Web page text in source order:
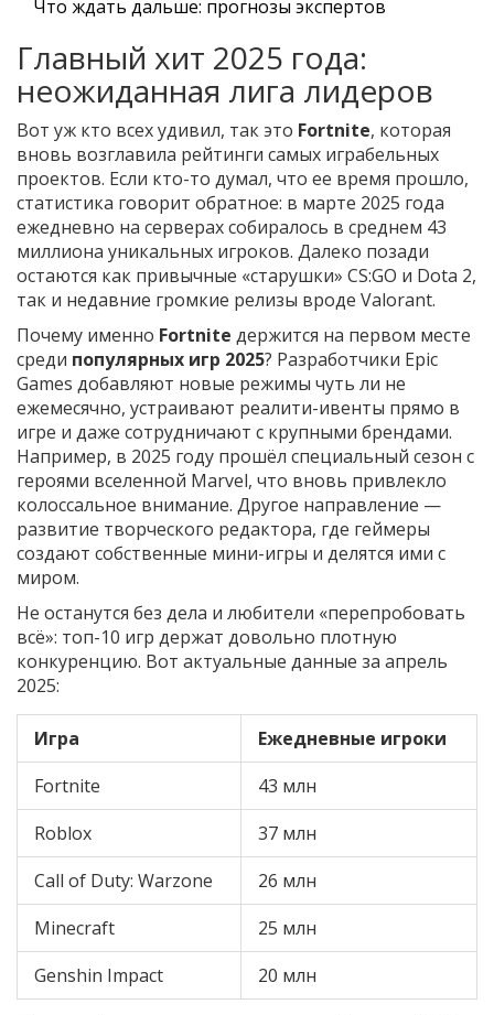
Что ждать дальше: прогнозы экспертов
Главный хит 2025 года:
неожиданная лига лидеров
Вот уж кто всех удивил, так это Fortnite, которая
вновь возглавила рейтинги самых играбельных
проектов. Если кто-то думал, что ее время прошло,
статистика говорит обратное: в марте 2025 года
ежедневно на серверах собиралось в среднем 43
миллиона уникальных игроков. Далеко позади
остаются как привычные «старушки» CS:GO и Dota 2,
так и недавние громкие релизы вроде Valorant.
Почему именно Fortnite держится на первом месте
среди популярных игр 2025? Разработчики Epic
Games добавляют новые режимы чуть ли не
ежемесячно, устраивают реалити-ивенты прямо в
игре и даже сотрудничают с крупными брендами.
Например, в 2025 году прошёл специальный сезон с
героями вселенной Marvel, что вновь привлекло
колоссальное внимание. Другое направление —
развитие творческого редактора, где геймеры
создают собственные мини-игры и делятся ими с
миром.
Не останутся без дела и любители «перепробовать
всё»: топ-10 игр держат довольно плотную
конкуренцию. Вот актуальные данные за апрель
2025:
Игра
Ежедневные игроки
Fortnite
43 млн
Roblox
37 млн
Call of Duty: Warzone
26 млн
Minecraft
25 млн
Genshin Impact
20 млн